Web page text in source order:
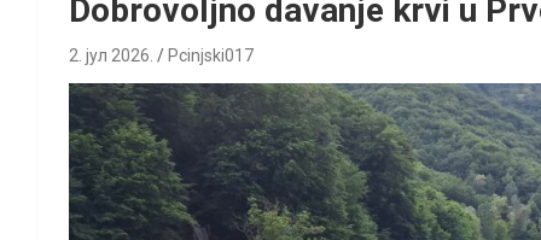
Dobrovoljno davanje krvi u
2. јул 2026. Pcinjski017